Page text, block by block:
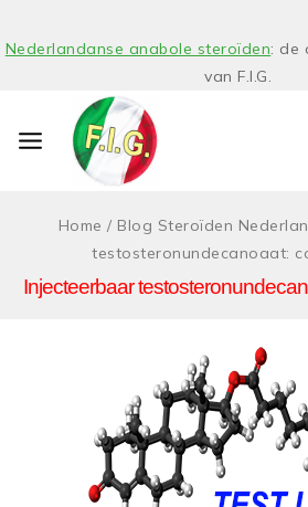
Nederlandanse anabole steroïden: de
van F.I.G.
Home / Blog Steroïden
testosteronundecanoaat:
Injecteerbaar